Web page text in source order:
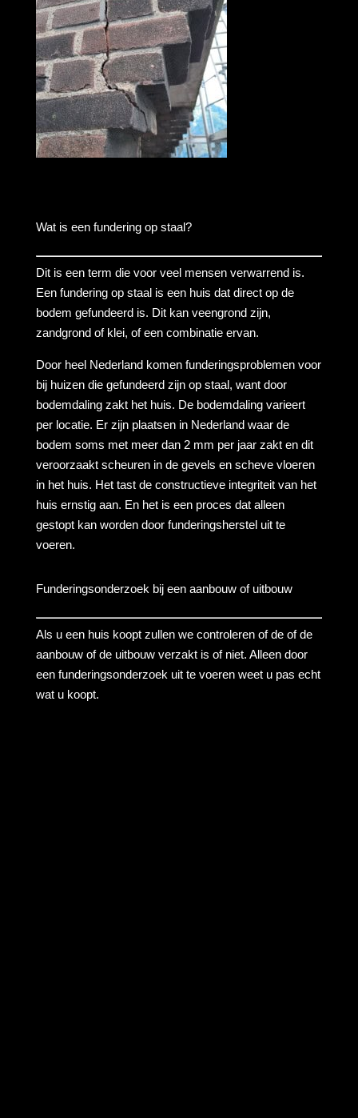
Wat is een fundering op staal?
Dit is een term die voor veel mensen verwarrend is.
Een fundering op staal is een huis dat direct op de
bodem gefundeerd is. Dit kan veengrond zijn,
zandgrond of klei, of een combinatie ervan.
Door heel Nederland komen funderingsproblemen voor
bij huizen die gefundeerd zijn op staal, want door
bodemdaling zakt het huis. De bodemdaling varieert
per locatie. Er zijn plaatsen in Nederland waar de
bodem soms met meer dan 2 mm per jaar zakt en dit
veroorzaakt scheuren in de gevels en scheve vloeren
in het huis. Het tast de constructieve integriteit van het
huis ernstig aan. En het is een proces dat alleen
gestopt kan worden door funderingsherstel uit te
voeren.
Funderingsonderzoek bij een aanbouw of uitbouw
Als u een huis koopt zullen we controleren of de of de
aanbouw of de uitbouw verzakt is of niet. Alleen door
een funderingsonderzoek uit te voeren weet u pas echt
wat u koopt.